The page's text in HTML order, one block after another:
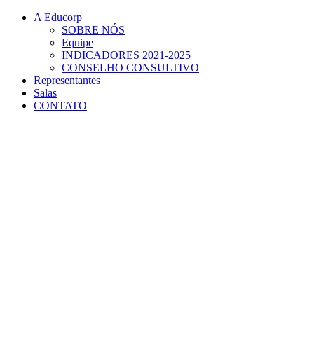
Conteúdo principal
A Educorp
SOBRE NÓS
Equipe
INDICADORES 2021-2025
CONSELHO CONSULTIVO
Representantes
Salas
CONTATO